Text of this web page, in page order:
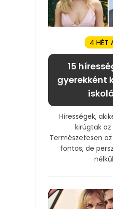
4 HÉT
15
gyerekként
Hírességek,
kirúgtak az
Természetesen
fontos, de